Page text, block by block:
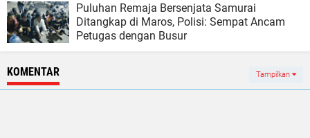
Puluhan Remaja Bersenjata Samurai
Ditangkap di Maros, Polisi: Sempat Ancam
Petugas dengan Busur
KOMENTAR Tampilkan